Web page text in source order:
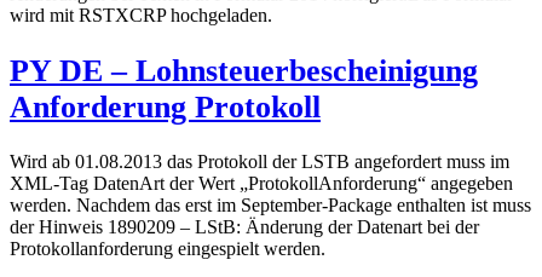
wird mit RSTXCRP hochgeladen.
PY DE – Lohnsteuerbescheinigung
Anforderung Protokoll
Wird ab 01.08.2013 das Protokoll der LSTB angefordert muss im
XML-Tag DatenArt der Wert „ProtokollAnforderung“ angegeben
werden. Nachdem das erst im September-Package enthalten ist muss
der Hinweis 1890209 – LStB: Änderung der Datenart bei der
Protokollanforderung eingespielt werden.